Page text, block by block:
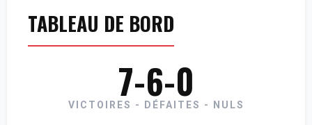
TABLEAU DE BORD
7-6-0
VICTOIRES - DÉFAITES - NULS